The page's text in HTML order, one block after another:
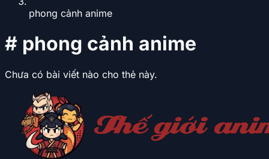
phong cảnh anime
# phong cảnh anime
Chưa có bài viết nào cho thẻ này.